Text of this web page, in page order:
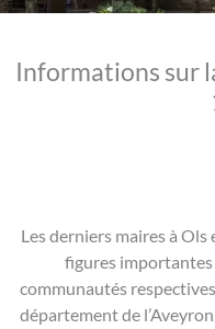
Informations sur
Les derniers maires à Ols
figures
communautés
département de